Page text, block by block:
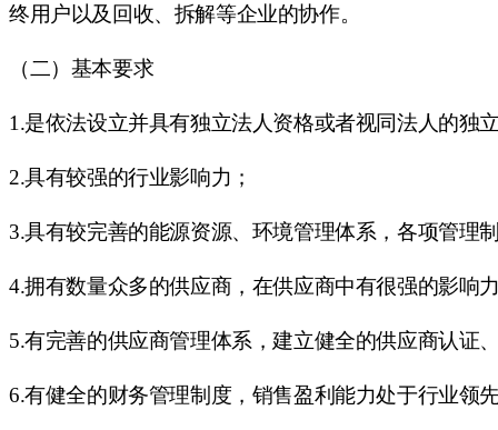
终用户以及回收、拆解等企业的协作。
（二）基本要求
1.是依法设立并具有独立法人资格或者视同法人的独
2.具有较强的行业影响力；
3.具有较完善的能源资源、环境管理体系，各项管理
4.拥有数量众多的供应商，在供应商中有很强的影响
5.有完善的供应商管理体系，建立健全的供应商认证
6.有健全的财务管理制度，销售盈利能力处于行业领